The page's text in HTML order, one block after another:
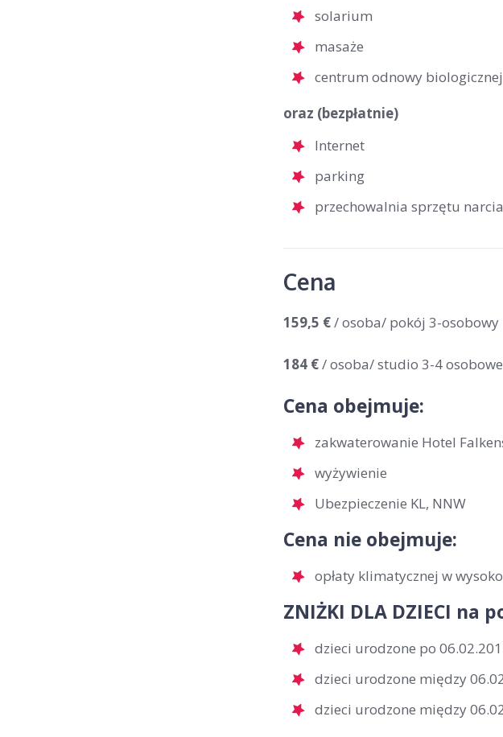
solarium
masaże
centrum odnowy biologicznej
oraz (bezpłatnie)
Internet
parking
przechowalnia sprzętu
Cena
159,5 €/ osoba/ pokój 3-osobowy
184 €/ osoba/ studio 3-4 osobowe
Cena obejmuje:
zakwaterowanie Hotel
wyżywienie
Ubezpieczenie KL, NNW
Cena nie obejmuje:
opłaty klimatycznej w
ZNIŻKI DLA DZIECI na
dzieci urodzone po
dzieci urodzone między
dzieci urodzone między